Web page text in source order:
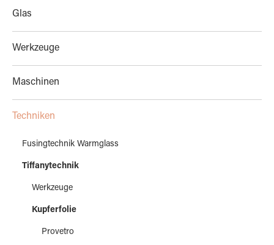
Glas
Werkzeuge
Maschinen
Techniken
Fusingtechnik Warmglass
Tiffanytechnik
Werkzeuge
Kupferfolie
Provetro